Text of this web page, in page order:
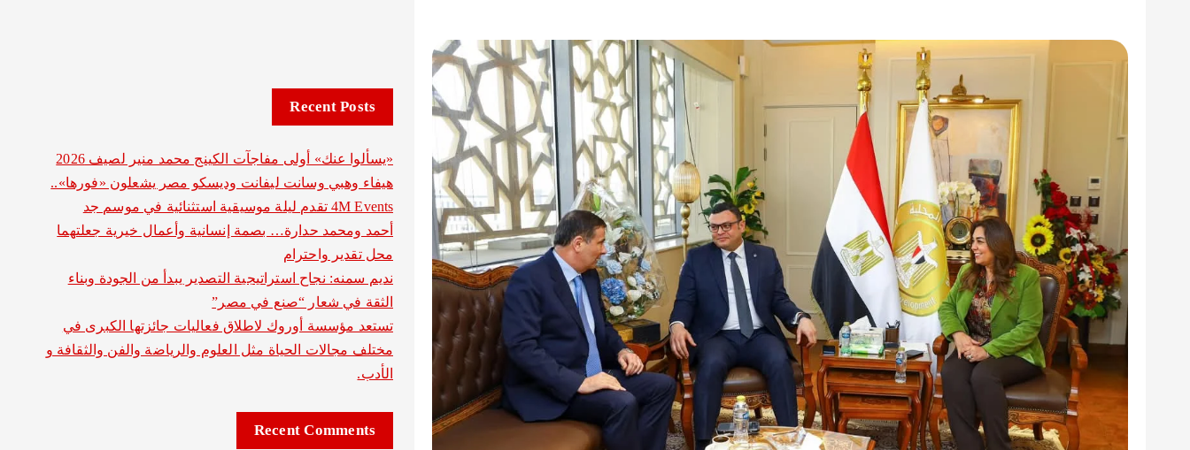
Recent Posts
«يسألوا عنك» أولى مفاجآت الكينج محمد منير لصيف 2026
هيفاء وهبي وسانت ليفانت وديسكو مصر يشعلون «فورها»..
4M Events تقدم ليلة موسيقية استثنائية في موسم جد
أحمد ومحمد حدارة… بصمة إنسانية وأعمال خيرية جعلتهما
محل تقدير واحترام
نديم سمنه: نجاح استراتيجية التصدير يبدأ من الجودة وبناء
الثقة في شعار “صنع في مصر”
تستعد مؤسسة أوروك لاطلاق فعاليات جائزتها الكبرى في
مختلف مجالات الحياة مثل العلوم والرياضة والفن والثقافة و
الأدب.
Recent Comments